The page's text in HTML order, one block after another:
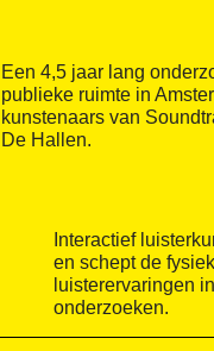
Een 4,5 jaar lang
publieke ruimte in
kunstenaars van
De Hallen.
Interactief
en schept de
luisterervaringen
onderzoeken.